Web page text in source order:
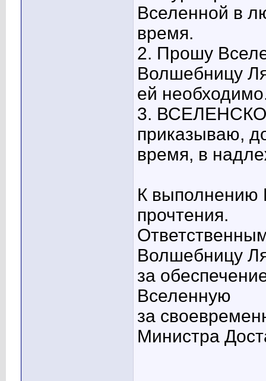
Вселенной в
время.
2. Прошу
Волшебницу
ей
3.
приказываю,
время, в
К выполнению
прочтения.
Волшебницу
за
Вселенную
за
Министра